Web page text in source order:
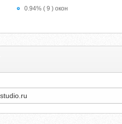
0.94% ( 9 ) окон